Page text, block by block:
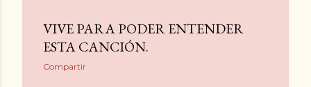
VIVE PARA PODER ENTENDER
ESTA CANCIÓN.
Compartir